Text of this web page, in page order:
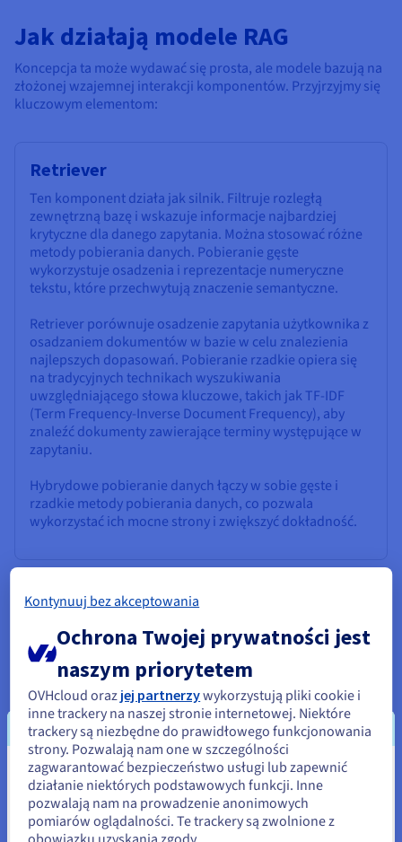
Jak działają modele RAG
Koncepcja ta może wydawać się prosta, ale modele bazują na
złożonej wzajemnej interakcji komponentów. Przyjrzyjmy się
kluczowym elementom:
Retriever
Ten komponent działa jak silnik. Filtruje rozległą
zewnętrzną bazę i wskazuje informacje najbardziej
krytyczne dla danego zapytania. Można stosować różne
metody pobierania danych. Pobieranie gęste
wykorzystuje osadzenia i reprezentacje numeryczne
tekstu, które przechwytują znaczenie semantyczne.
Retriever porównuje osadzenie zapytania użytkownika z
osadzaniem dokumentów w bazie w celu znalezienia
najlepszych dopasowań. Pobieranie rzadkie opiera się
na tradycyjnych technikach wyszukiwania
uwzględniającego słowa kluczowe, takich jak TF-IDF
(Term Frequency-Inverse Document Frequency), aby
znaleźć dokumenty zawierające terminy występujące w
zapytaniu.
Hybrydowe pobieranie danych łączy w sobie gęste i
rzadkie metody pobierania danych, co pozwala
wykorzystać ich mocne strony i zwiększyć dokładność.
Po zidentyfikowaniu przez retrievera potencjalnie
istotnych dokumentów ranker przystępuje do uściślenia
wyboru. Ocenia on pobrane dokumenty i szereguje je na
podstawie ich trafności w zapytaniu.
Dzięki temu do generatora przekazywane są
najistotniejsze informacje. Metody szeregowania mogą
obejmować oceny podobieństwa, które mierzą
podobieństwo między zapytaniem a pobranymi
dokumentami na podstawie ich osadzenia lub
nakładania się słów kluczowych; znaczenie
Wydaje się, że znajdujesz się w
Stany Zjednoczone
Kontynuuj bez akceptowania
Ochrona Twojej prywatności jest
naszym priorytetem
OVHcloud oraz jej partnerzywykorzystują pliki cookie i
inne trackery na naszej stronie internetowej. Niektóre
trackery są niezbędne do prawidłowego funkcjonowania
strony. Pozwalają nam one w szczególności
zagwarantować bezpieczeństwo usługi lub zapewnić
działanie niektórych podstawowych funkcji. Inne
pozwalają nam na prowadzenie anonimowych
pomiarów oglądalności. Te trackery są zwolnione z